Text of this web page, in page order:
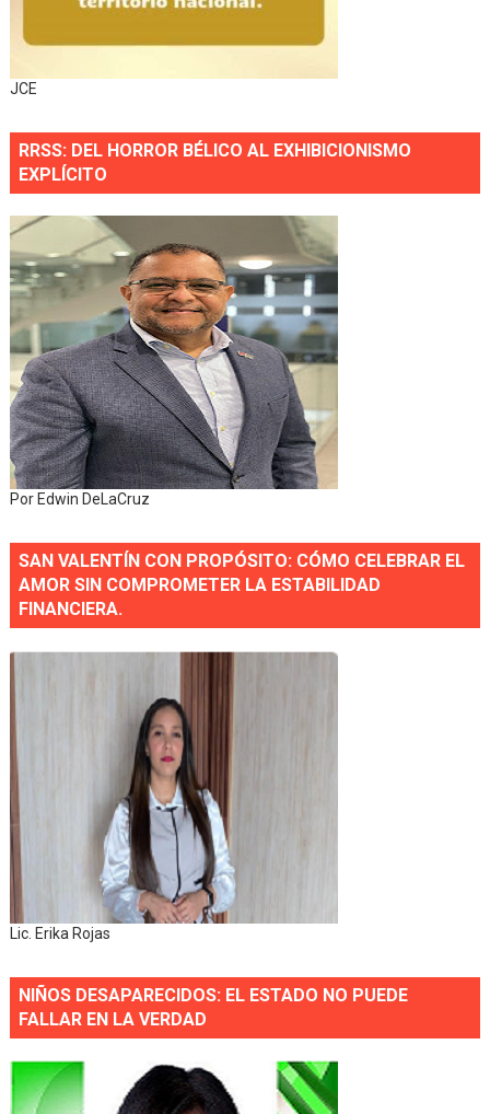
JCE
RRSS: DEL HORROR BÉLICO AL EXHIBICIONISMO
EXPLÍCITO
Por Edwin DeLaCruz
SAN VALENTÍN CON PROPÓSITO: CÓMO CELEBRAR EL
AMOR SIN COMPROMETER LA ESTABILIDAD
FINANCIERA.
Lic. Erika Rojas
NIÑOS DESAPARECIDOS: EL ESTADO NO PUEDE
FALLAR EN LA VERDAD